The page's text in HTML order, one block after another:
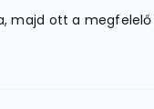
majd ott a